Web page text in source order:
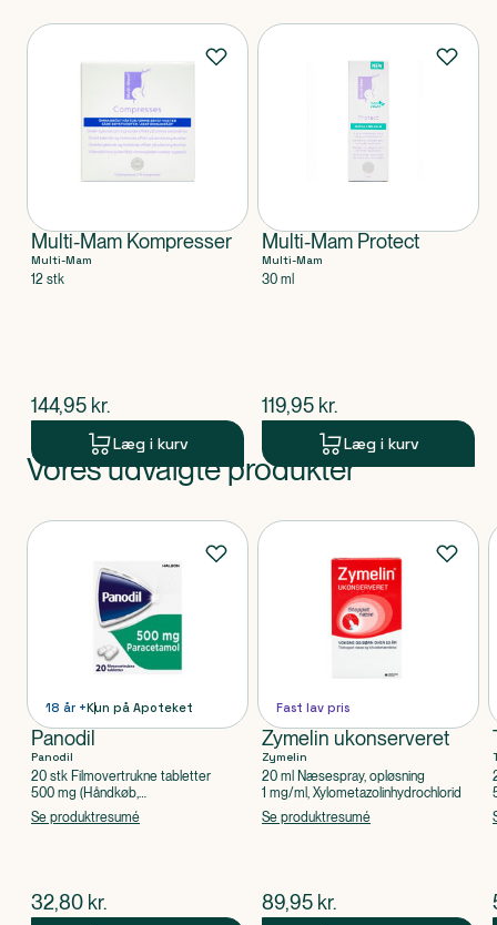
Produkter
Multi-Mam Kompresser
Multi-Mam
12 stk
$nuværende pris
144,95 kr.
Læg i kurv
Multi-Mam Protect
Multi-Mam
30 ml
$nuværende pris
119,95 kr.
Læg i kurv
Produkt 1 af 0
Vores udvalgte produkter
Produkter
18 år +Kun på Apoteket
Panodil
Panodil
20 stk Filmovertrukne tabletter
500 mg (Håndkøb,
apoteksforbeholdt), Paracetamol
Se produktresumé
$nuværende pris
32,80 kr.
Fast lav pris
Zymelin ukonserveret
Zymelin
20 ml Næsespray, opløsning
1 mg/ml, Xylometazolinhydrochlorid
Se produktresumé
$nuværende pris
89,95 kr.